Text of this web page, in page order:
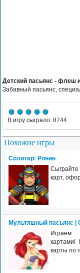
Детский пасьянс - флеш
Забавный пасьянс,
В игру сыграло: 8744
Похожие игры
Солитер: Ронин
Сыграйте
карт,
Мультяшный пасьянс |
Играем
картами!
карты по